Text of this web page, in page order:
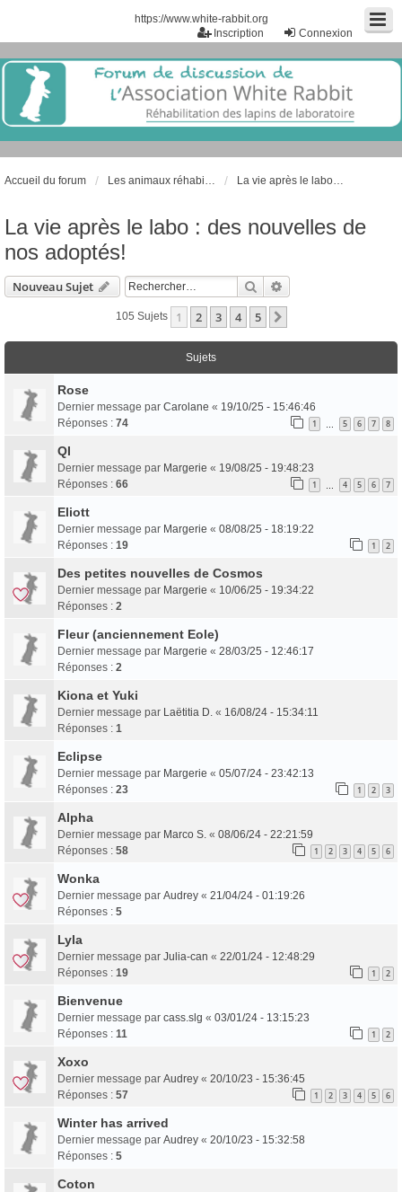
https://www.white-rabbit.org
Connexion
Inscription
Accueil du forum
La vie après le labo : des nouvelles de
nos adoptés!
Nouveau Sujet Rechercher
105 Sujets 1 2 3 4 5
Sujets
Rose
Dernier message par Carolane « 19/10/25 - 15:46:46
Réponses : 74 1 5 6 7 8
QI
Dernier message par Margerie « 19/08/25 - 19:48:23
Réponses : 66 1 4 5 6 7
Eliott
Dernier message par Margerie « 08/08/25 - 18:19:22
Réponses : 19 1 2
Des petites nouvelles de Cosmos
Dernier message par Margerie « 10/06/25 - 19:34:22
Réponses : 2
Fleur (anciennement Eole)
Dernier message par Margerie « 28/03/25 - 12:46:17
Réponses : 2
Kiona et Yuki
Dernier message par Laëtitia D. « 16/08/24 - 15:34:11
Réponses : 1
Eclipse
Dernier message par Margerie « 05/07/24 - 23:42:13
Réponses : 23 1 2 3
Alpha
Dernier message par Marco S. « 08/06/24 - 22:21:59
Réponses : 58 1 2 3 4 5 6
Wonka
Dernier message par Audrey « 21/04/24 - 01:19:26
Réponses : 5
Lyla
Dernier message par Julia-can « 22/01/24 - 12:48:29
Réponses : 19 1 2
Bienvenue
Dernier message par cass.slg « 03/01/24 - 13:15:23
Réponses : 11 1 2
Xoxo
Dernier message par Audrey « 20/10/23 - 15:36:45
Réponses : 57 1 2 3 4 5 6
Winter has arrived
Dernier message par Audrey « 20/10/23 - 15:32:58
Réponses : 5
Coton